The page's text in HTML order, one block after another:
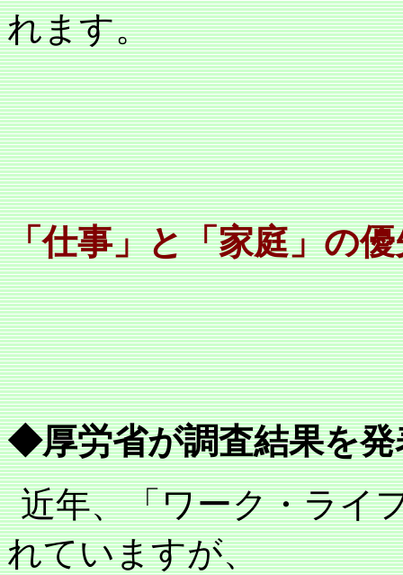
れます。
「仕事」と「家庭」の
◆厚労省が調査結果を発
近年、「ワーク・ライ
れていますが、